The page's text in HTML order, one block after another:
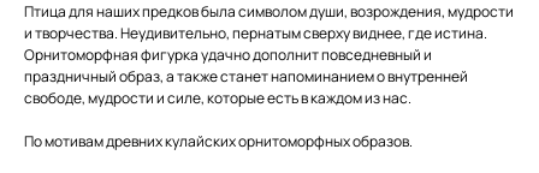
Птица для наших предков была символом души, возрождения, мудрости
и творчества. Неудивительно, пернатым сверху виднее, где истина.
Орнитоморфная фигурка удачно дополнит повседневный и
праздничный образ, а также станет напоминанием о внутренней
свободе, мудрости и силе, которые есть в каждом из нас.
По мотивам древних кулайских орнитоморфных образов.